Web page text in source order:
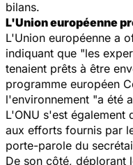
bilans.
L'Union européenne
L'Union européenne a
indiquant que "les
tenaient prêts à être
programme européen
l'environnement "a été
L'ONU s'est également
aux efforts fournis par
porte-parole du
De son côté, déplorant